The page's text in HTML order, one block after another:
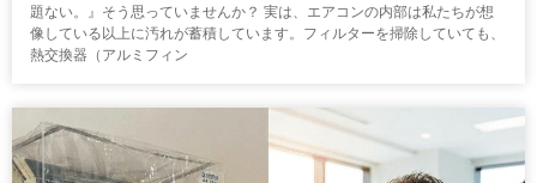
題ない。』そう思っていませんか？ 実は、エアコンの内部は私たちが想
像している以上に汚れが蓄積しています。フィルターを掃除していても、
熱交換器（アルミフィン